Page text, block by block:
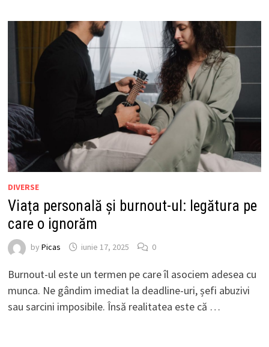
DIVERSE
Viața personală și burnout-ul: legătura pe
care o ignorăm
by Picas iunie 17, 2025 0
Burnout-ul este un termen pe care îl asociem adesea cu
munca. Ne gândim imediat la deadline-uri, șefi abuzivi
sau sarcini imposibile. Însă realitatea este că …